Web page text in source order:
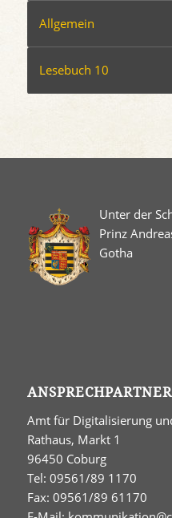
Allgemein
Lesebuch 10
Unter der
Prinz
Gotha
Amt für Digitalisierung
Rathaus, Markt 1
96450 Coburg
Tel: 09561/89 1170
Fax: 09561/89 61170